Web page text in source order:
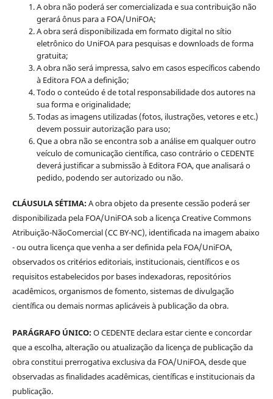
A obra não poderá ser comercializada e sua contribuição não
gerará ônus para a FOA/UniFOA;
A obra será disponibilizada em formato digital no sítio
eletrônico do UniFOA para pesquisas e downloads de forma
gratuita;
A obra não será impressa, salvo em casos específicos cabendo
à Editora FOA a definição;
Todo o conteúdo é de total responsabilidade dos autores na
sua forma e originalidade;
Todas as imagens utilizadas (fotos, ilustrações, vetores e etc.)
devem possuir autorização para uso;
Que a obra não se encontra sob a análise em qualquer outro
veículo de comunicação científica, caso contrário o CEDENTE
deverá justificar a submissão à Editora FOA, que analisará o
pedido, podendo ser autorizado ou não.
CLÁUSULA SÉTIMA:A obra objeto da presente cessão poderá ser
disponibilizada pela FOA/UniFOA sob a licença Creative Commons
Atribuição-NãoComercial (CC BY-NC), identificada na imagem abaixo
- ou outra licença que venha a ser definida pela FOA/UniFOA,
observados os critérios editoriais, institucionais, científicos e os
requisitos estabelecidos por bases indexadoras, repositórios
acadêmicos, organismos de fomento, sistemas de divulgação
científica ou demais normas aplicáveis à publicação da obra.
PARÁGRAFO ÚNICO:O CEDENTE declara estar ciente e concordar
que a escolha, alteração ou atualização da licença de publicação da
obra constitui prerrogativa exclusiva da FOA/UniFOA, desde que
observadas as finalidades acadêmicas, científicas e institucionais da
publicação.